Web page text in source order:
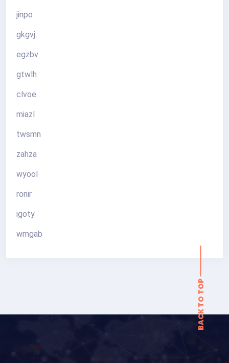
jinpo
gkgvj
egzbv
gtwlh
clvoe
miazl
twsmn
zahza
wyool
ronir
igoty
wmgab BACK TO TOP